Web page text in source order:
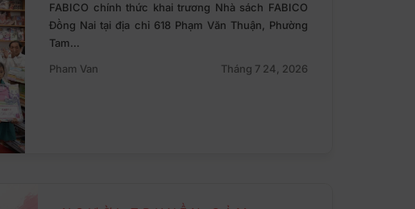
FABICO chính thức khai trương Nhà sách FABICO
Đồng Nai tại địa chỉ 618 Phạm Văn Thuận, Phường
Tam…
Pham Van
Tháng 7 24, 2026